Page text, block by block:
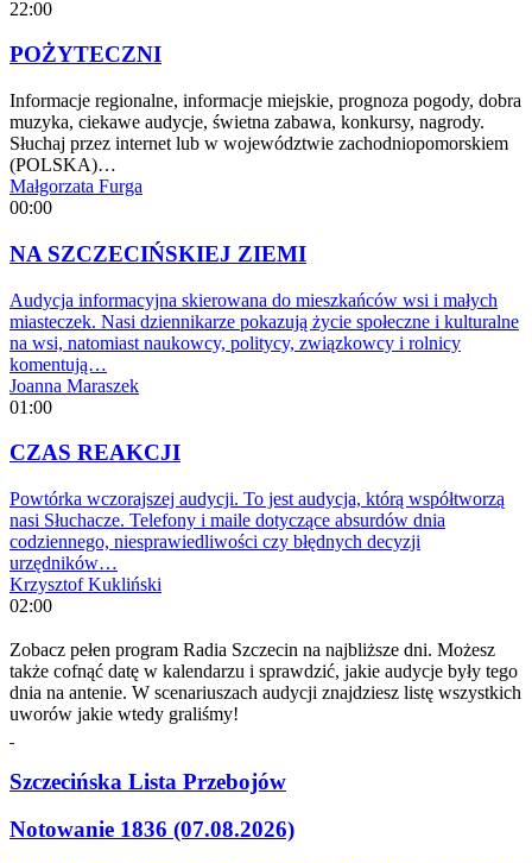
22:00
POŻYTECZNI
Informacje regionalne, informacje miejskie, prognoza pogody, dobra
muzyka, ciekawe audycje, świetna zabawa, konkursy, nagrody.
Słuchaj przez internet lub w województwie zachodniopomorskiem
(POLSKA)…
Małgorzata Furga
00:00
NA SZCZECIŃSKIEJ ZIEMI
Audycja informacyjna skierowana do mieszkańców wsi i małych
miasteczek. Nasi dziennikarze pokazują życie społeczne i kulturalne
na wsi, natomiast naukowcy, politycy, związkowcy i rolnicy
komentują…
Joanna Maraszek
01:00
CZAS REAKCJI
Powtórka wczorajszej audycji. To jest audycja, którą współtworzą
nasi Słuchacze. Telefony i maile dotyczące absurdów dnia
codziennego, niesprawiedliwości czy błędnych decyzji
urzędników…
Krzysztof Kukliński
02:00
Zobacz pełen program Radia Szczecin na najbliższe dni. Możesz
także cofnąć datę w kalendarzu i sprawdzić, jakie audycje były tego
dnia na antenie. W scenariuszach audycji znajdziesz listę wszystkich
uworów jakie wtedy graliśmy!
Szczecińska Lista Przebojów
Notowanie 1836 (07.08.2026)